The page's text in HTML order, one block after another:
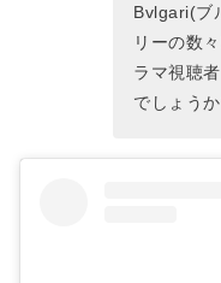
Bvlgari(ブ
リーの数
ラマ視聴
でしょう